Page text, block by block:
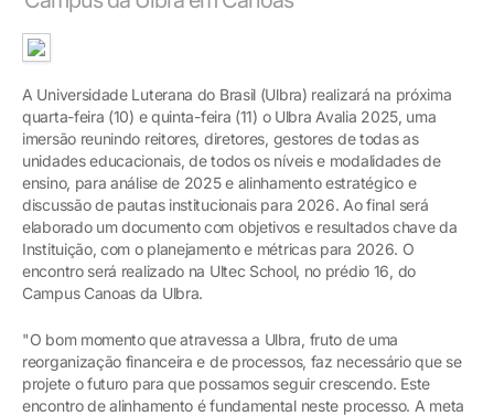
A Universidade Luterana do Brasil (Ulbra) realizará na próxima
quarta-feira (10) e quinta-feira (11) o Ulbra Avalia 2025, uma
imersão reunindo reitores, diretores, gestores de todas as
unidades educacionais, de todos os níveis e modalidades de
ensino, para análise de 2025 e alinhamento estratégico e
discussão de pautas institucionais para 2026. Ao final será
elaborado um documento com objetivos e resultados chave da
Instituição, com o planejamento e métricas para 2026. O
encontro será realizado na Ultec School, no prédio 16, do
Campus Canoas da Ulbra.
"O bom momento que atravessa a Ulbra, fruto de uma
reorganização financeira e de processos, faz necessário que se
projete o futuro para que possamos seguir crescendo. Este
encontro de alinhamento é fundamental neste processo. A meta